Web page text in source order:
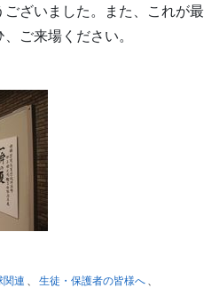
ざいました。また、これが最
ご来場ください。
関連 、 生徒・保護者の皆様へ 、